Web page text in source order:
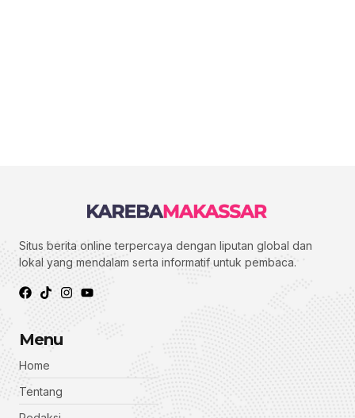
Situs berita online terpercaya dengan liputan global dan
lokal yang mendalam serta informatif untuk pembaca.
Menu
Home
Tentang